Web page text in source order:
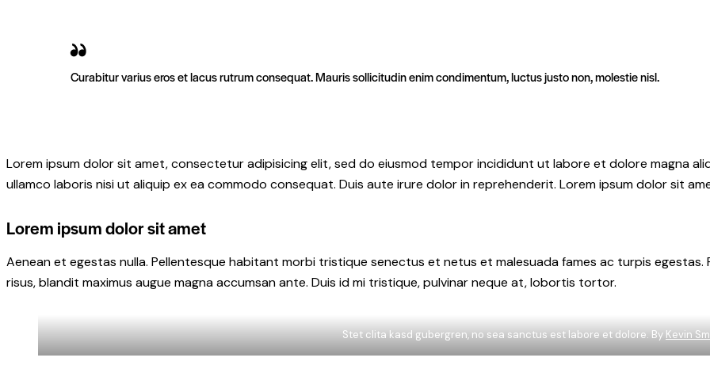
Curabitur varius eros et lacus rutrum consequat. Mauris sollicitudin enim condimentum, luctus justo non, molestie nisl.
Lorem ipsum dolor sit amet, consectetur adipisicing elit, sed do eiusmod tempor incididunt ut labore et dolore magna
ullamco laboris nisi ut aliquip ex ea commodo consequat. Duis aute irure dolor in reprehenderit. Lorem ipsum dolor sit
Lorem ipsum dolor sit amet
Aenean et egestas nulla. Pellentesque habitant morbi tristique senectus et netus et malesuada fames ac turpis
risus, blandit maximus augue magna accumsan ante. Duis id mi tristique, pulvinar neque at, lobortis tortor.
Stet clita kasd gubergren, no sea sanctus est labore et dolore. By Kevin